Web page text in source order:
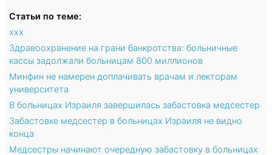
Статьи по теме:
xxx
Здравоохранение на грани банкротства: больничные
кассы задолжали больницам 800 миллионов
Минфин не намерен доплачивать врачам и лекторам
университета
В больницах Израиля завершилась забастовка медсестер
Забастовке медсестер в больницах Израиля не видно
конца
Медсестры начинают очередную забастовку в больницах